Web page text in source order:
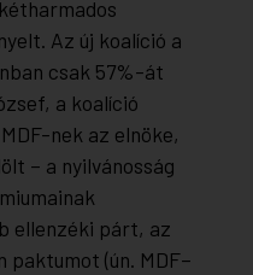
Az új koalíció a
csak 57%-át
a koalíció
nek az elnöke,
– a nyilvánosság
ellenzéki párt, az
paktumot (ún. MDF–